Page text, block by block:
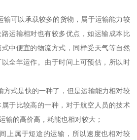
输可以承载较多的货物，属于运输能力较
运输相对也有较多优点，如运输成本比
中便宜的物流方式，同样受天气等自然
全年运作。由于时间上可预估，所以时
方式是快的一种了，但是运输能力相对较
于比较高的一种，对于航空人员的技术
输的高价高，耗能也相对较大；
上属于短途的运输，所以速度也相对较